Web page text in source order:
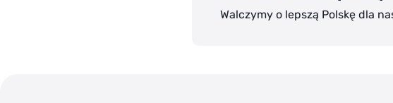
Walczymy o lepszą Polskę dla